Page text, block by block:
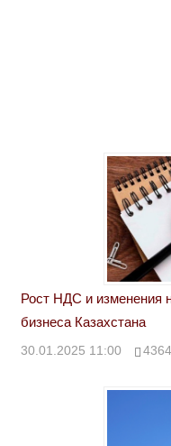
Рост НДС и изменения
бизнеса Казахстана
30.01.2025 11:00